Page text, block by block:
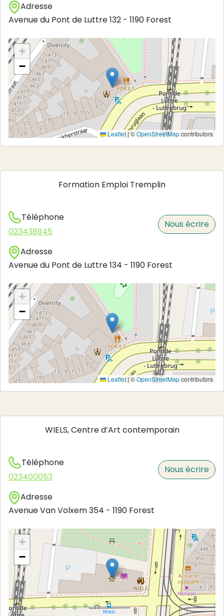
Adresse
Avenue du Pont de Luttre 132 - 1190 Forest
+
−
Leaflet|©OpenStreetMapcontributors
Formation Emploi Tremplin
Téléphone
023438945
Nous écrire
Adresse
Avenue du Pont de Luttre 134 - 1190 Forest
+
−
Leaflet|©OpenStreetMapcontributors
WIELS, Centre d’Art contemporain
Téléphone
023400053
Nous écrire
Adresse
Avenue Van Volxem 354 - 1190 Forest
+
−